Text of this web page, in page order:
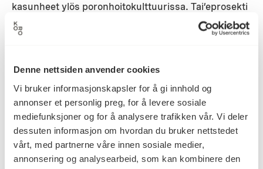
Denne nettsiden anvender cookies
Vi bruker informasjonskapsler for å gi innhold og
annonser et personlig preg, for å levere sosiale
mediefunksjoner og for å analysere trafikken vår. Vi deler
dessuten informasjon om hvordan du bruker nettstedet
vårt, med partnerne våre innen sosiale medier,
annonsering og analysearbeid, som kan kombinere den
kasunheet ylös poronhoitokulttuurissa. Tai’eprosekti
pyörii identiteettikriisin, vastauksitten hakemisen ja
hyväksynnän tarpheen ympäri, ja se oon ollu
Vesisaaren Staatinkartanhoon.
Marte Lill Somby(f. 1987, Karasjok) uttrykker seg
gjennom et mangfold av uttrykk, som broderi,
grafikk, collage og installasjoner. Arbeidene hennes
handler om det flerkulturelle identitetslandskapet i
nord, spesielt fra et nåtidig samisk ståsted.
FotoserienDe språkløse, som er et samarbeid med